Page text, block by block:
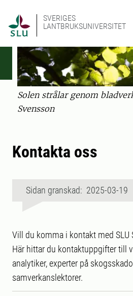
SVERIGES
LANTBRUKSUNIVERSITET
Solen strålar genom
Svensson
Kontakta oss
Sidan granskad: 2025-03-19
Vill du komma i kontakt med SLU
Här hittar du kontaktuppgifter till
analytiker, experter på
samverkanslektorer.